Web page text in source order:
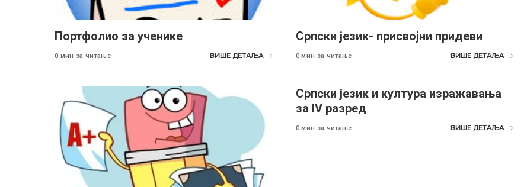
Портфолио за ученике
0 мин за читање ВИШЕ ДЕТАЉА
Српски језик- присвојни придеви
0 мин за читање ВИШЕ ДЕТАЉА
Српски језик и култура изражавања
за IV разред
0 мин за читање ВИШЕ ДЕТАЉА